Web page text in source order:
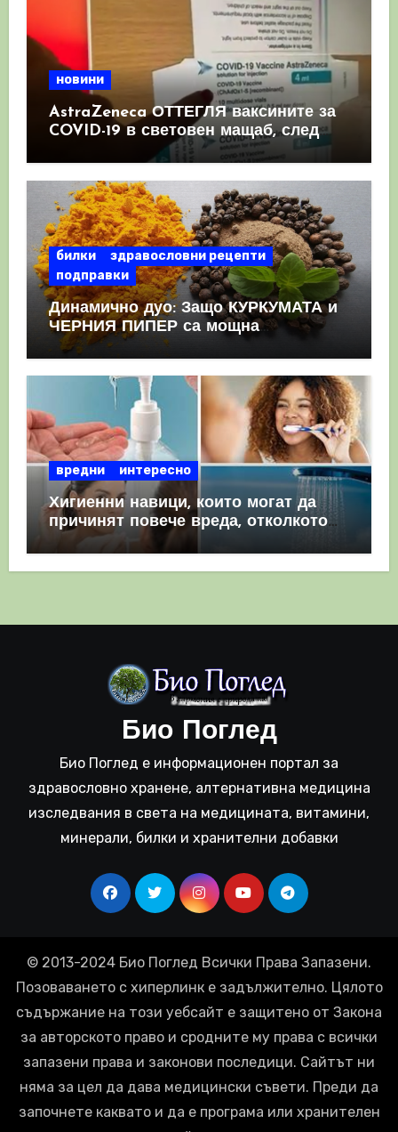
новини
AstraZeneca ОТТЕГЛЯ ваксините за
COVID-19 в световен мащаб, след
като призна, че те причиняват
билки
здравословни рецепти
подправки
Динамично дуо: Защо КУРКУМАТА и
ЧЕРНИЯ ПИПЕР са мощна
комбинация
вредни интересно
Хигиенни навици, които могат да
причинят повече вреда, отколкото
полза
Био Поглед
Био Поглед е информационен портал за
здравословно хранене, алтернативна медицина
изследвания в света на медицината, витамини,
минерали, билки и хранителни добавки
© 2013-2024 Био Поглед Всички Права Запазени.
Позоваването с хиперлинк е задължително. Цялото
съдържание на този уебсайт е защитено от Закона
за авторското право и сродните му права с всички
запазени права и законови последици. Сайтът ни
няма за цел да дава медицински съвети. Преди да
започнете каквато и да е програма или хранителен